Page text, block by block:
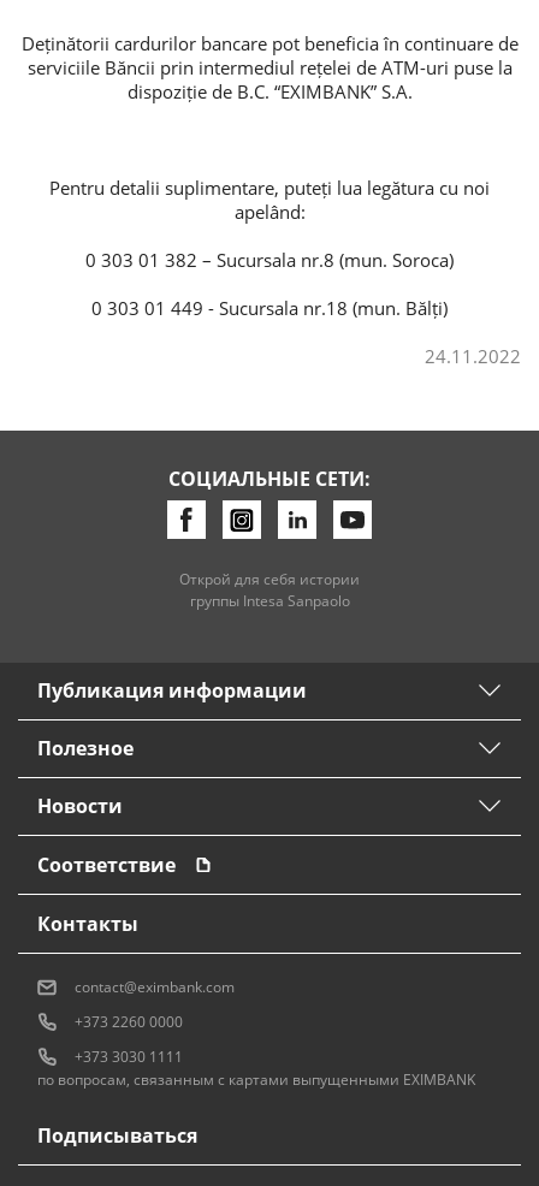
Deținătorii cardurilor bancare pot beneficia în continuare de
serviciile Băncii prin intermediul rețelei de ATM-uri puse la
dispoziție de B.C. “EXIMBANK” S.A.
Pentru detalii suplimentare, puteți lua legătura cu noi
apelând:
0 303 01 382 – Sucursala nr.8 (mun. Soroca)
0 303 01 449 - Sucursala nr.18 (mun. Bălți)
24.11.2022
СОЦИАЛЬНЫЕ СЕТИ:
Открой для себя истории
группы Intesa Sanpaolo
Публикация информации
Полезное
Новости
Соответствие
Подписываться
Контакты
contact@eximbank.com
+373 2260 0000
+373 3030 1111
по вопросам, связанным с картами выпущенными EXIMBANK